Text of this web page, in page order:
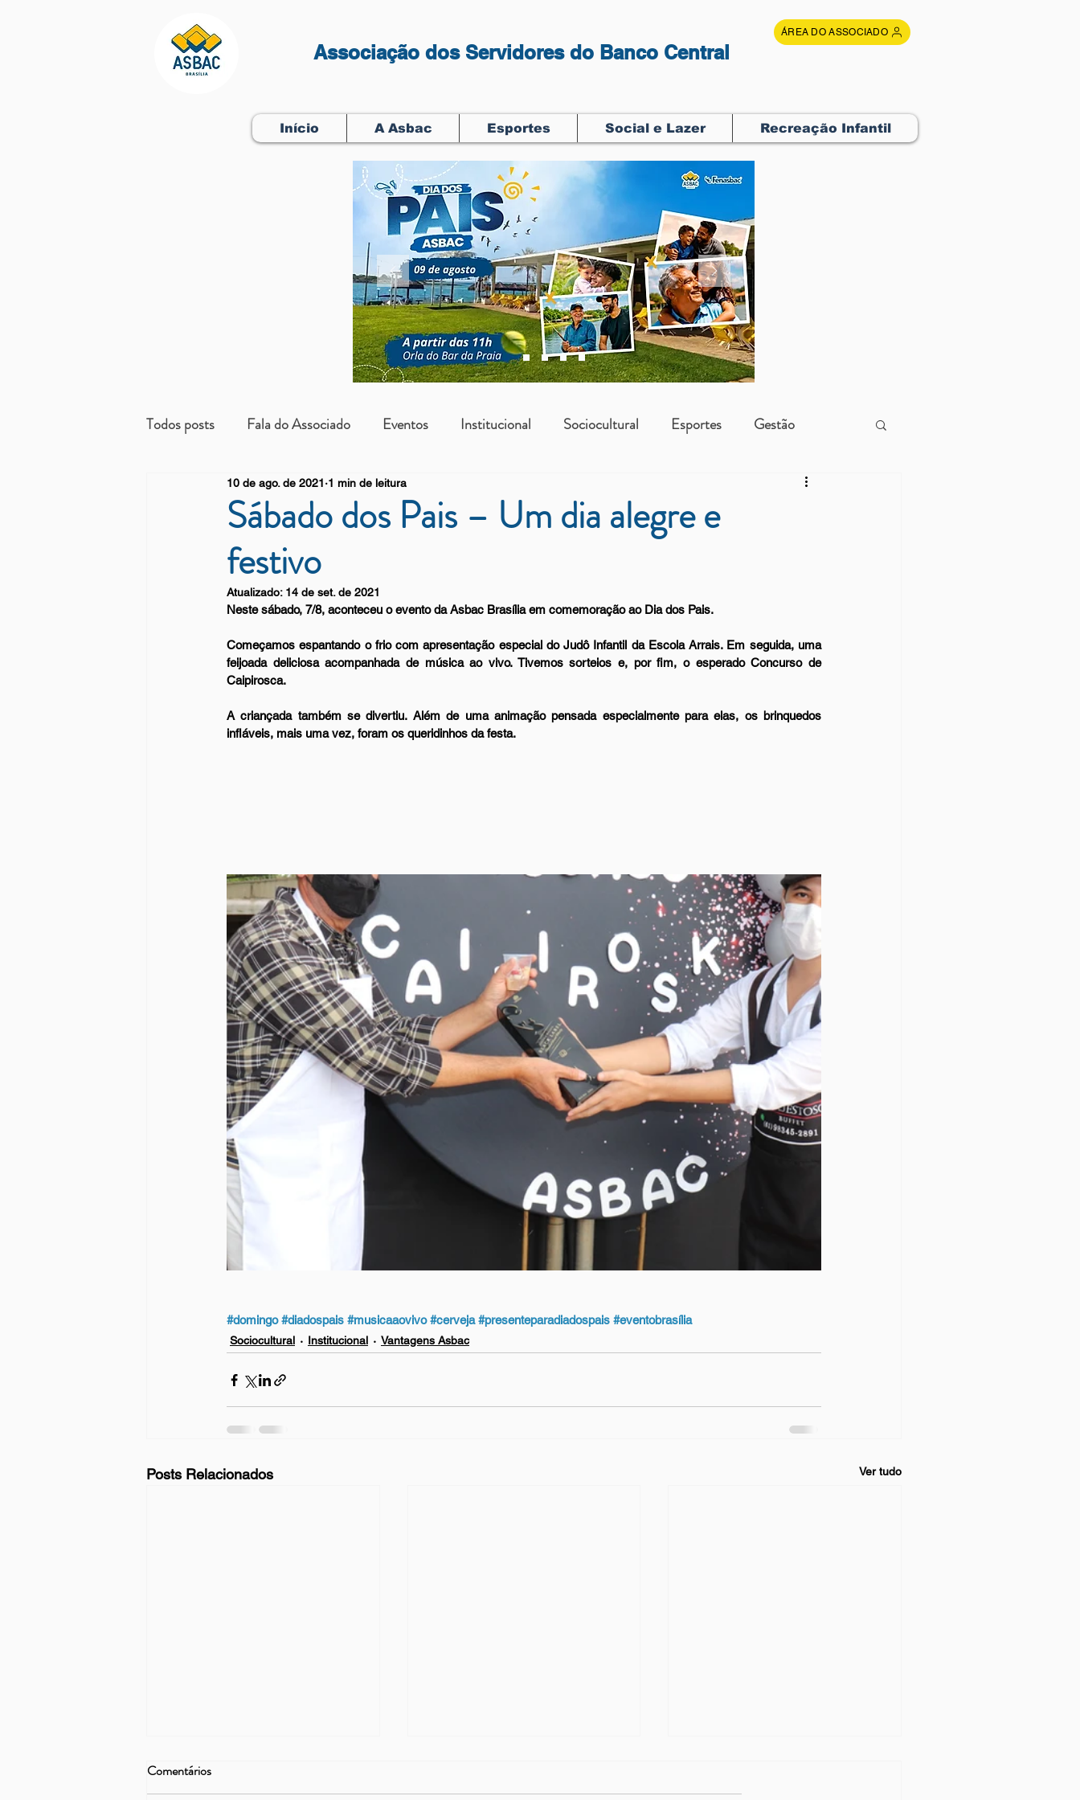
Associação dos Servidores do Banco Central
ÁREA DO ASSOCIADO
Início A Asbac Esportes Social e Lazer Recreação Infantil
Todos posts Fala do Associado Eventos Institucional Sociocultural Esportes Gestão
Beneficientes Arrendatários Vantagens Asbac
Sábado dos Pais – Um dia alegre e
festivo
10 de ago. de 2021 1 min de leitura
Atualizado: 14 de set. de 2021
Neste sábado, 7/8, aconteceu o evento da Asbac Brasília em comemoração ao Dia dos Pais.
Começamos espantando o frio com apresentação especial do Judô Infantil da Escola Arrais. Em seguida, uma
feijoada deliciosa acompanhada de música ao vivo. Tivemos sorteios e, por fim, o esperado Concurso de
Caipirosca.
A criançada também se divertiu. Além de uma animação pensada especialmente para elas, os brinquedos
infláveis, mais uma vez, foram os queridinhos da festa.
#domingo #diadospais #musicaaovivo #cerveja #presenteparadiadospais #eventobrasília
Sociocultural Institucional Vantagens Asbac
Posts Relacionados Ver tudo
Comentários